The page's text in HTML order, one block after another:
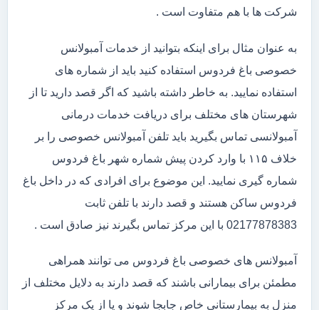
شرکت ها با هم متفاوت است .
به عنوان مثال برای اینکه بتوانید از خدمات آمبولانس
خصوصی باغ فردوس استفاده کنید باید از شماره های
استفاده نمایید. به خاطر داشته باشید که اگر قصد دارید تا از
شهرستان های مختلف برای دریافت خدمات درمانی
آمبولانسی تماس بگیرید باید تلفن آمبولانس خصوصی را بر
خلاف ۱۱۵ با وارد کردن پیش شماره شهر باغ فردوس
شماره گیری نمایید. این موضوع برای افرادی که در داخل باغ
فردوس ساکن هستند و قصد دارند با تلفن ثابت
02177878383 با این مرکز تماس بگیرند نیز صادق است .
آمبولانس های خصوصی باغ فردوس می توانند همراهی
مطمئن برای بیمارانی باشند که قصد دارند به دلایل مختلف از
منزل به بیمارستانی خاص جابجا شوند و یا از یک مرکز